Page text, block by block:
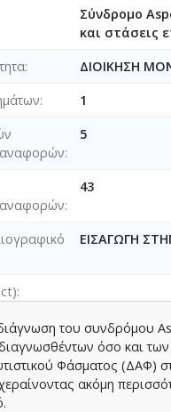
Σύνδρομο
και στάσεις
ΔΙΟΙΚΗΣΗ
1
5
43
ΕΙΣΑΓΩΓΗ
του συνδρόμου
όσο και των
Φάσματος (ΔΑΦ)
ακόμη